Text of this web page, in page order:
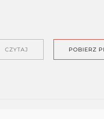
CZYTAJ POBIERZ